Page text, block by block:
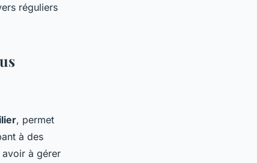
réguliers
, permet
à des
avoir à gérer